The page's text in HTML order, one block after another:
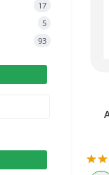
17
5
93